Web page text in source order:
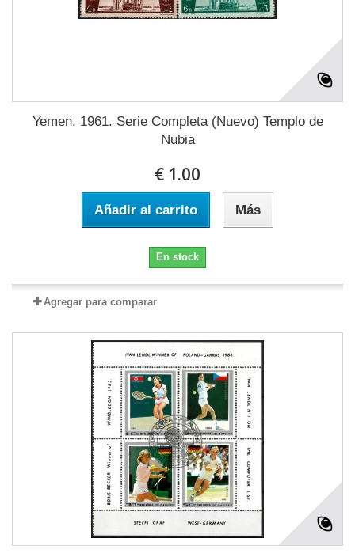
Yemen. 1961. Serie Completa (Nuevo) Templo de
Nubia
€ 1.00
Añadir al carrito Más
En stock
Agregar para comparar